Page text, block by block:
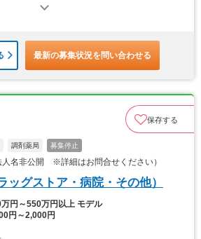
最新の募集状況を問い合わせる
保存する
調剤薬局 募集停止
人名非公開 ※詳細はお問合せください）
ッグストア・病院・その他）
万円～550万円以上 モデル
円～2,000円